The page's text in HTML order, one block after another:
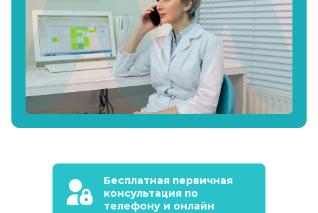
Бесплатная первичная
консультация по
телефону и онлайн